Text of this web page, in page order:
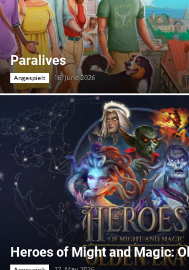
Paralives
Angespielt 16. June 2026
Heroes of Might and Magic: